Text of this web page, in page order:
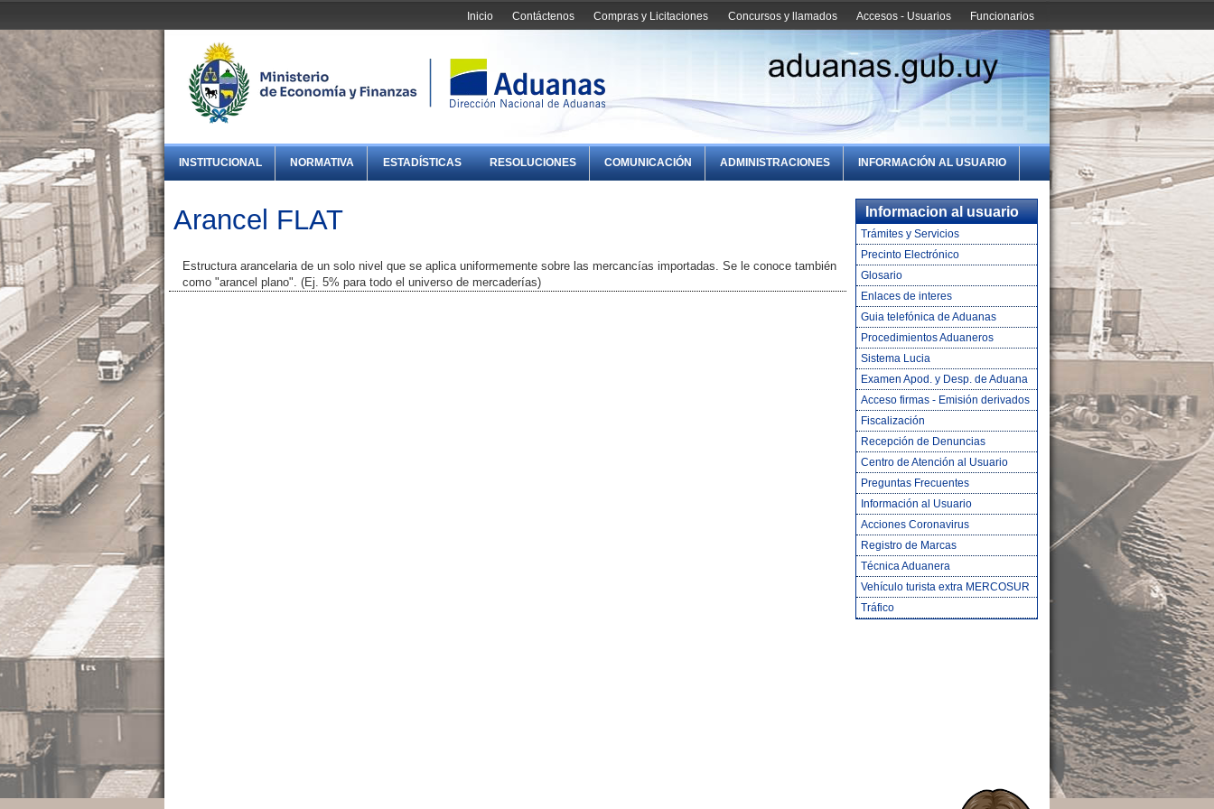
Funcionarios
Accesos - Usuarios
Concursos y llamados
Compras y Licitaciones
Contáctenos
Inicio
INSTITUCIONAL NORMATIVA ESTADÍSTICAS RESOLUCIONES COMUNICACIÓN ADMINISTRACIONES INFORMACIÓN AL USUARIO
Arancel FLAT
Estructura arancelaria de un solo nivel que se aplica uniformemente sobre las mercancías importadas. Se le conoce también
como "arancel plano". (Ej. 5% para todo el universo de mercaderías)
Informacion al usuario
Trámites y Servicios
Precinto Electrónico
Glosario
Enlaces de interes
Guia telefónica de Aduanas
Procedimientos Aduaneros
Sistema Lucia
Examen Apod. y Desp. de Aduana
Acceso firmas - Emisión derivados
Fiscalización
Recepción de Denuncias
Centro de Atención al Usuario
Preguntas Frecuentes
Información al Usuario
Acciones Coronavirus
Registro de Marcas
Técnica Aduanera
Vehículo turista extra MERCOSUR
Tráfico